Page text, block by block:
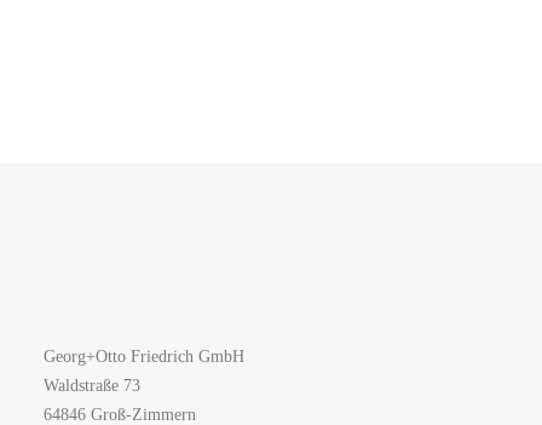
Georg+Otto Friedrich GmbH
Waldstraße 73
64846 Groß-Zimmern